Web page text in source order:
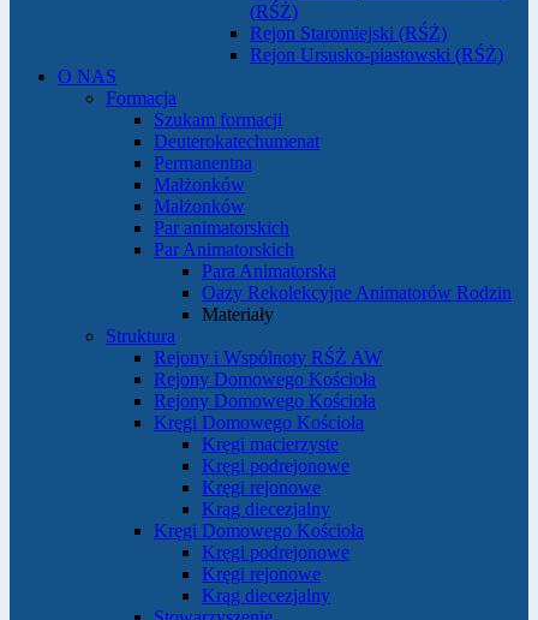
(RŚŻ)
Rejon Staromiejski (RŚŻ)
Rejon Ursusko-piastowski (RŚŻ)
O NAS
Formacja
Szukam formacji
Deuterokatechumenat
Permanentna
Małżonków
Małżonków
Par animatorskich
Par Animatorskich
Para Animatorska
Oazy Rekolekcyjne Animatorów Rodzin
Materiały
Struktura
Rejony i Wspólnoty RŚŻ AW
Rejony Domowego Kościoła
Rejony Domowego Kościoła
Kręgi Domowego Kościoła
Kręgi macierzyste
Kręgi podrejonowe
Kręgi rejonowe
Krąg diecezjalny
Kręgi Domowego Kościoła
Kręgi podrejonowe
Kręgi rejonowe
Krąg diecezjalny